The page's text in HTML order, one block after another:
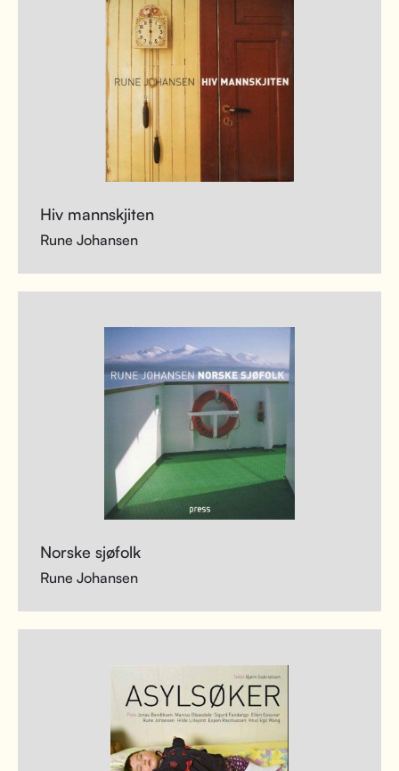
Hiv mannskjiten
Rune Johansen
Norske sjøfolk
Rune Johansen